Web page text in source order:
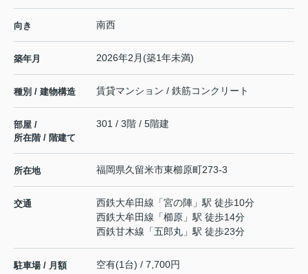
向き 南西
築年月 2026年2月(築1年未満)
種別 / 建物構造 賃貸マンション / 鉄筋コンクリート
部屋 /
所在階 / 階建て
301 / 3階 / 5階建
所在地 福岡県久留米市東櫛原町273-3
交通 西鉄大牟田線 「宮の陣 」駅 徒歩10分
西鉄大牟田線 「櫛原 」駅 徒歩14分
西鉄甘木線 「五郎丸 」駅 徒歩23分
駐車場 / 月額 空有(1台) / 7,700円